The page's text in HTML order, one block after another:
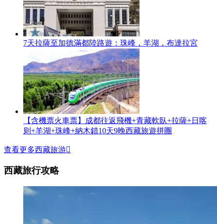
7天拉薩至加德滿都陸路遊：珠峰，羊湖，布達拉宮
【含機票火車票】成都往返飛機+青藏軟臥+拉薩+日喀
则+羊湖+珠峰+納木錯10天9晚西藏旅遊拼團
查看更多西藏旅游
西藏旅行攻略